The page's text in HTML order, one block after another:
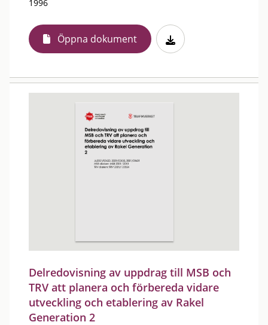
1996
Öppna dokument
Delredovisning av uppdrag till MSB och
TRV att planera och förbereda vidare
utveckling och etablering av Rakel
Generation 2